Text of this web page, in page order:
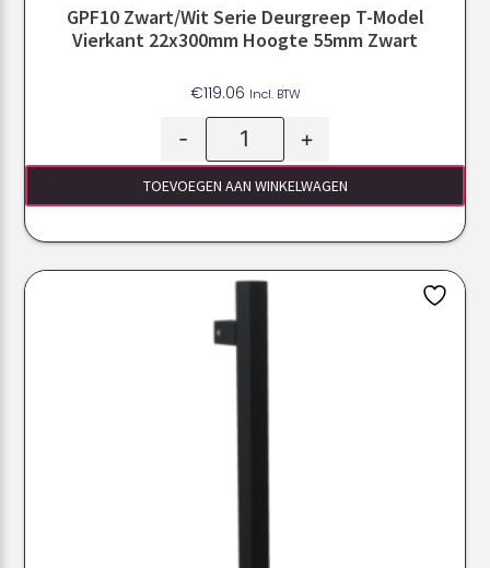
GPF10 Zwart/Wit Serie Deurgreep T-Model
Vierkant 22x300mm Hoogte 55mm Zwart
€119.06 Incl. BTW
- +
TOEVOEGEN AAN WINKELWAGEN